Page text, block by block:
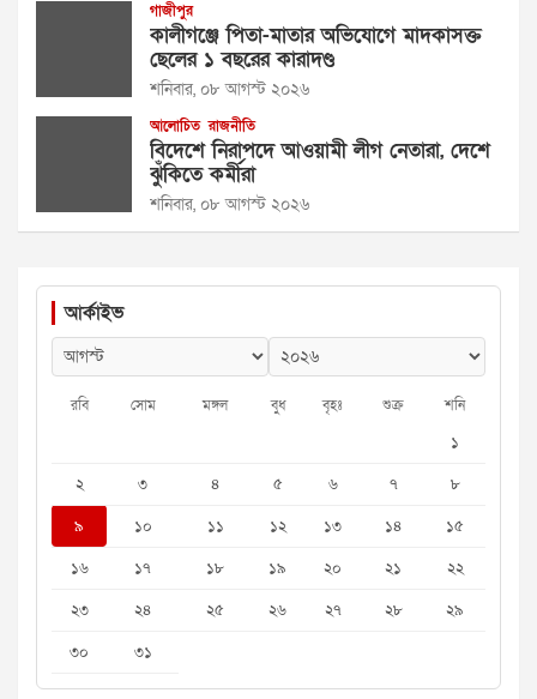
গাজীপুর
কালীগঞ্জে পিতা-মাতার অভিযোগে মাদকাসক্ত
ছেলের ১ বছরের কারাদণ্ড
শনিবার, ০৮ আগস্ট ২০২৬
আলোচিত রাজনীতি
বিদেশে নিরাপদে আওয়ামী লীগ নেতারা, দেশে
ঝুঁকিতে কর্মীরা
শনিবার, ০৮ আগস্ট ২০২৬
আর্কাইভ
রবি সোম মঙ্গল বুধ বৃহঃ শুক্র শনি
১
২
৩ ৪ ৫ ৬ ৭
৮
৯
১০ ১১ ১২ ১৩ ১৪
১৫
১৬
১৭ ১৮ ১৯ ২০ ২১
২২
২৩
২৪ ২৫ ২৬ ২৭ ২৮
২৯
৩০
৩১